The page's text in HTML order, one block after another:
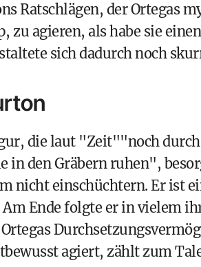
Ratschlägen, der Ortegas
zu agieren, als habe sie
sich dadurch noch
die laut "Zeit""noch
den Gräbern ruhen",
nicht einschüchtern. Er ist
Am Ende folgte er in vielem
agiert, zählt zum